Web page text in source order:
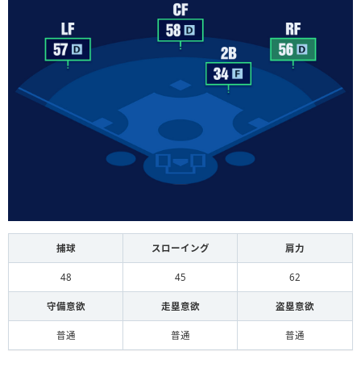
捕球 スローイング 肩力
48 45 62
守備意欲 走塁意欲 盗塁意欲
普通 普通 普通